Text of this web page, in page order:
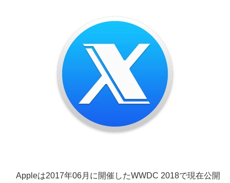
Appleは2017年06月に開催したWWDC 2018で現在公開